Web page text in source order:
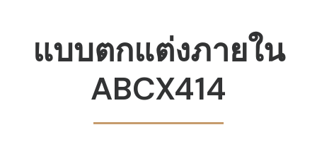
แบบตกแต่งภายใน
ABCX414